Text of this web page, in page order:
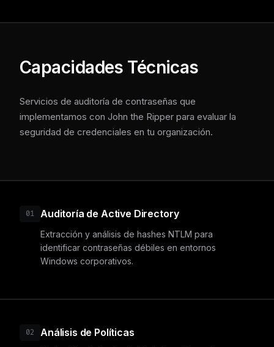
Capacidades Técnicas
Servicios de auditoría de contraseñas que
implementamos con John the Ripper para evaluar la
seguridad de credenciales en tu organización.
01 Auditoría de Active Directory
Extracción y análisis de hashes NTLM para
identificar contraseñas débiles en entornos
Windows corporativos.
02 Análisis de Políticas